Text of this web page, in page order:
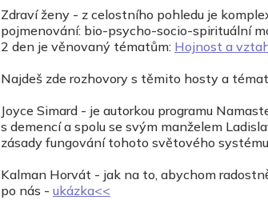
Zdraví ženy - z celostního pohledu je
pojmenování: bio-psycho-socio-spirituální
2 den je věnovaný tématům: Hojnost a
Najdeš zde rozhovory s těmito hosty a
Joyce Simard - je autorkou programu
s demencí a spolu se svým manželem
zásady fungování tohoto světového
Kalman Horvát - jak na to, abychom
po nás - ukázka<<